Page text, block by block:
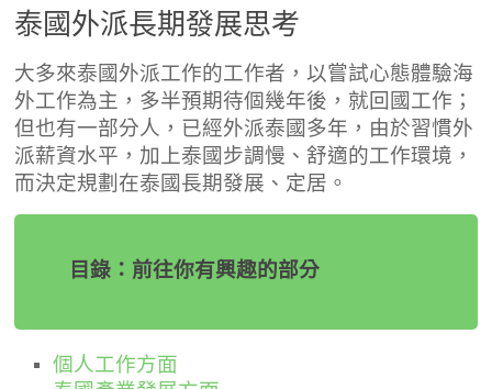
泰國外派長期發展思考
大多來泰國外派工作的工作者，以嘗試心態體驗海
外工作為主，多半預期待個幾年後，就回國工作；
但也有一部分人，已經外派泰國多年，由於習慣外
派薪資水平，加上泰國步調慢、舒適的工作環境，
而決定規劃在泰國長期發展、定居。
目錄：前往你有興趣的部分
個人工作方面